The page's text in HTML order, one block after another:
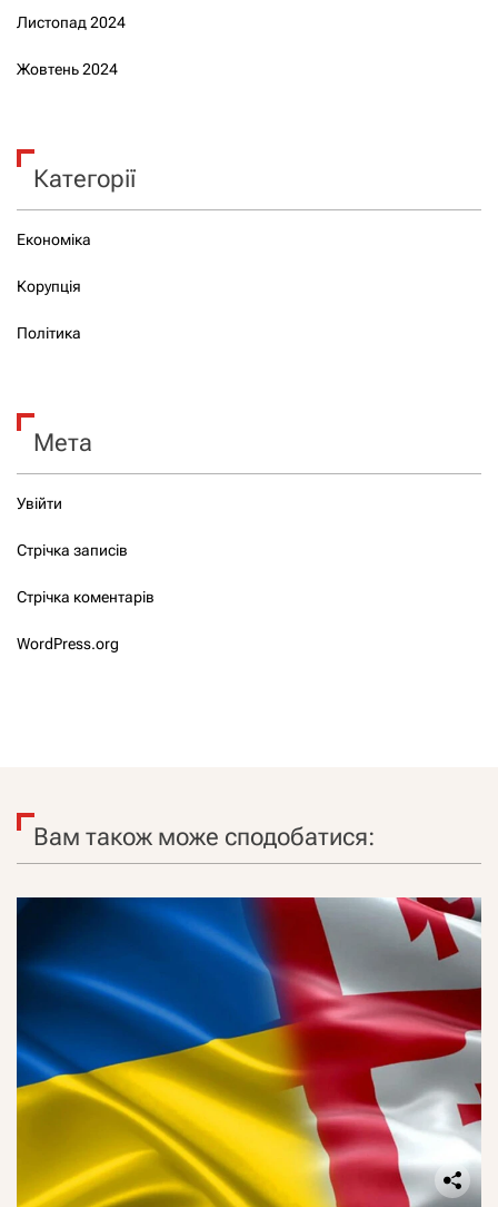
Листопад 2024
Жовтень 2024
Категорії
Економіка
Корупція
Політика
Мета
Увійти
Стрічка записів
Стрічка коментарів
WordPress.org
Вам також може сподобатися: